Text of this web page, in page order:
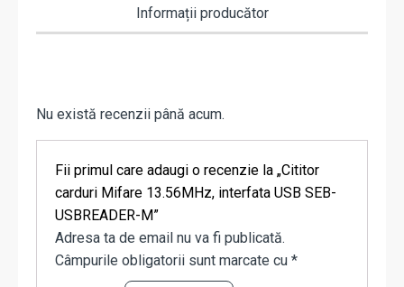
Informații producător
Nu există recenzii până acum.
Fii primul care adaugi o recenzie la „Cititor
carduri Mifare 13.56MHz, interfata USB SEB-
USBREADER-M”
Adresa ta de email nu va fi publicată.
Câmpurile obligatorii sunt marcate cu *